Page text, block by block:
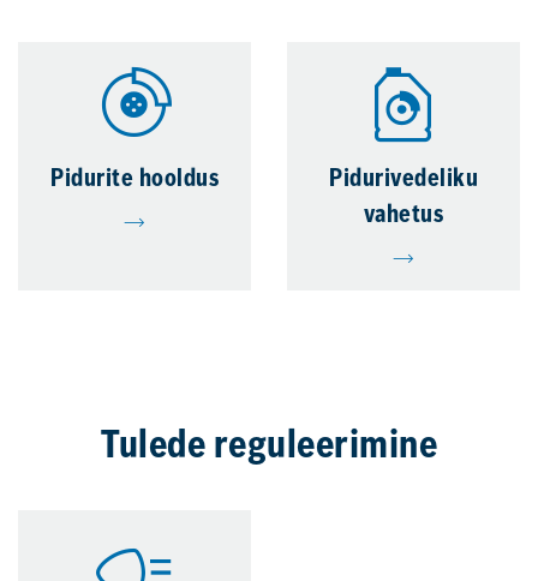
Pidurite hooldus
Pidurivedeliku
vahetus
Tulede reguleerimine